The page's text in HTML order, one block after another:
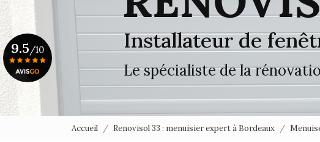
Installateur de
Le spécialiste de la
9.5/10
Voir le certificat
Accueil Renovisol 33 : menuisier expert à Bordeaux